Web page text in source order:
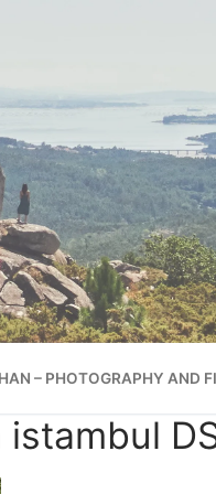
– PHOTOGRAPHY AND